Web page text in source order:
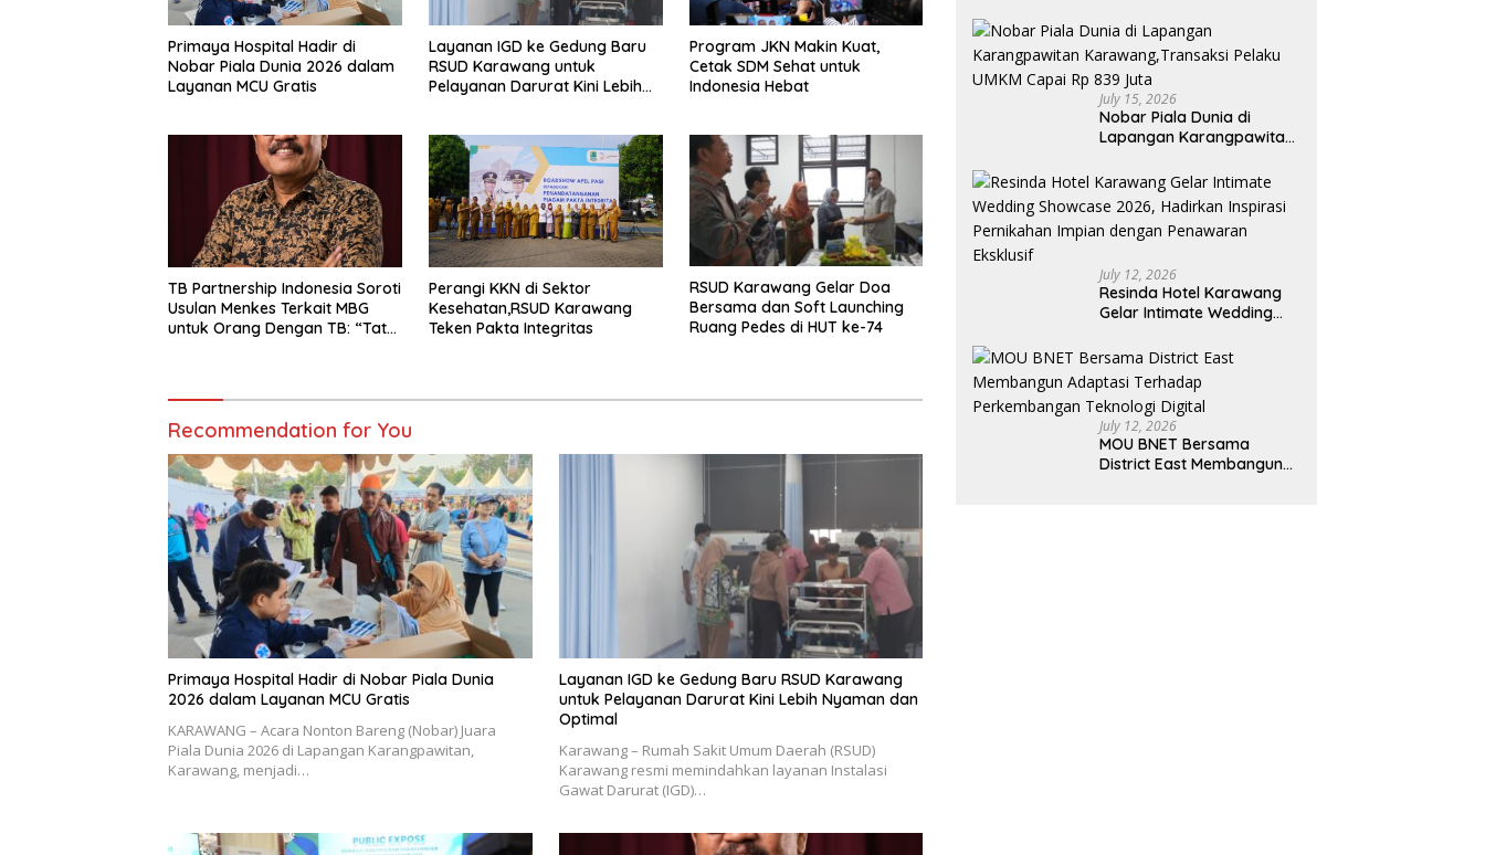
Primaya Hospital Hadir di
Nobar Piala Dunia 2026 dalam
Layanan MCU Gratis
Layanan IGD ke Gedung Baru
RSUD Karawang untuk
Pelayanan Darurat Kini Lebih
Program JKN Makin Kuat,
Cetak SDM Sehat untuk
Indonesia Hebat
TB Partnership Indonesia Soroti
Usulan Menkes Terkait MBG
untuk Orang Dengan TB: “Tata
Perangi KKN di Sektor
Kesehatan,RSUD Karawang
Teken Pakta Integritas
RSUD Karawang Gelar Doa
Bersama dan Soft Launching
Ruang Pedes di HUT ke-74
Recommendation for You
Primaya Hospital Hadir di Nobar Piala Dunia
2026 dalam Layanan MCU Gratis
KARAWANG – Acara Nonton Bareng (Nobar) Juara
Piala Dunia 2026 di Lapangan Karangpawitan,
Karawang, menjadi…
Layanan IGD ke Gedung Baru RSUD Karawang
untuk Pelayanan Darurat Kini Lebih Nyaman dan
Optimal
Karawang – Rumah Sakit Umum Daerah (RSUD)
Karawang resmi memindahkan layanan Instalasi
Gawat Darurat (IGD)…
July 15, 2026
Nobar Piala Dunia di
Lapangan Karangpawitan
Pelaku UMKM Capai Rp 839
July 12, 2026
Resinda Hotel Karawang
Gelar Intimate Wedding
Inspirasi Pernikahan
Impian dengan Penawaran
Eksklusif
July 12, 2026
MOU BNET Bersama
District East Membangun